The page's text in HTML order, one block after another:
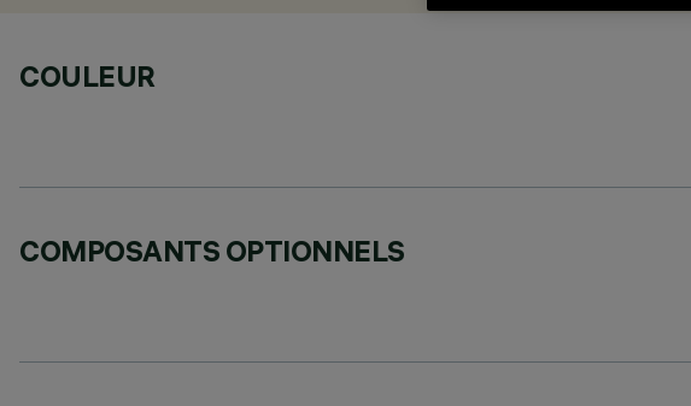
COULEUR
COMPOSANTS OPTIONNELS